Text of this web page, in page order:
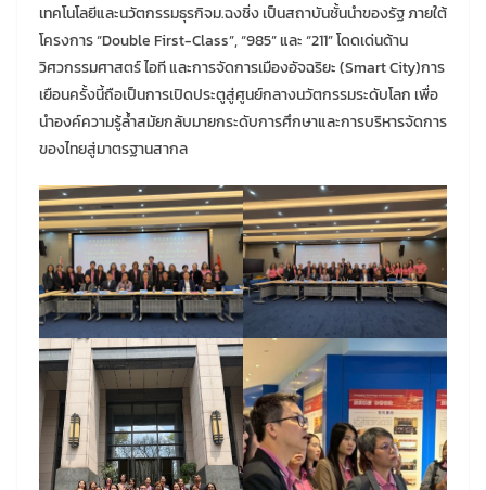
เทคโนโลยีและนวัตกรรมธุรกิจม.ฉงชิ่ง เป็นสถาบันชั้นนำของรัฐ ภายใต้
โครงการ “Double First-Class”, “985” และ “211” โดดเด่นด้าน
วิศวกรรมศาสตร์ ไอที และการจัดการเมืองอัจฉริยะ (Smart City)การ
เยือนครั้งนี้ถือเป็นการเปิดประตูสู่ศูนย์กลางนวัตกรรมระดับโลก เพื่อ
นำองค์ความรู้ล้ำสมัยกลับมายกระดับการศึกษาและการบริหารจัดการ
ของไทยสู่มาตรฐานสากล